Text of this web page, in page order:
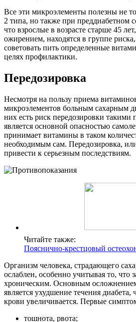
Все эти микроэлементы полезны не
2 типа, но также при преддиабетном
что взрослые в возрасте старше 45
ожирением, находятся в группе
советовать пить определенные
целях профилактики.
Передозировка
Несмотря на пользу приема
микроэлементов больным сахарным
них есть риск передозировки такими
является основной опасностью
принимает витамины в таком
необходимым сам. Передозировка,
привести к серьезным последствиям.
Читайте также:
Пояснично-крестцовый
Организм человека, страдающего
ослаблен, особенно учитывая то, что
хроническим. Основным
является ухудшение течения диабета,
крови увеличивается. Первые
тошнота, рвота;